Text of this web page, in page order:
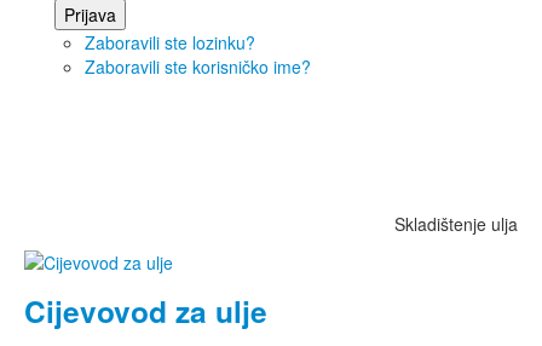
Prijava
Zaboravili ste lozinku?
Zaboravili ste korisničko ime?
Skladištenje ulja
Cijevovod za ulje